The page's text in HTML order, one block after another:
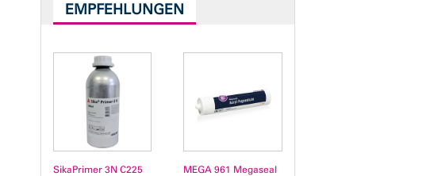
EMPFEHLUNGEN
SikaPrimer 3N C225
MEGA 961 Megaseal